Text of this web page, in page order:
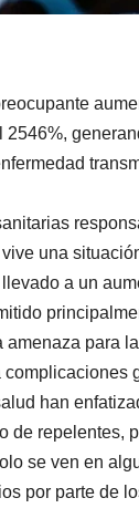
2546%,
una
a un
amenaza para
complicaciones
han
de repelentes,
se ven en
por parte de